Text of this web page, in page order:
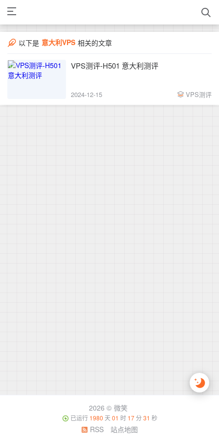
以下是 意大利VPS 相关的文章
VPS测评-H501 意大利测评
2024-12-15 VPS测评
2026 © 微笑
已运行 1980 天01 时 17分 31 秒
RSS 站点地图